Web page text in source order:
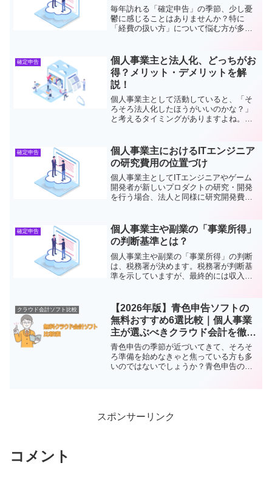
毎年訪れる「確定申告」の季節、少し憂
鬱に感じることはありませんか？特に
「経費の扱い方」について悩む方が多い
ズに進め、税務トラブルを避けるための
コツをお伝えします。確定申...
確定申告
個人事業主と法人化、どっちがお
得？メリット・デメリットを解
説！
個人事業主として活動していると、「そ
ろそろ法人化したほうがいいのかな？」
と考えるタイミングがありますよね。個
きかは事業規模や収入状況によって変わ
ります。この記事では、わ...
確定申告
個人事業主におけるITエンジニア
の研究費用の位置づけ
個人事業主としてITエンジニアやゲーム
開発者が新しいプロダクトの研究・開発
を行う場合、法人と同様に研究開発費が
異なり、個人事業主向けの制度は明確に
定められている部分が限ら...
確定申告
個人事業主や副業の「事業所得」
の判断基準とは？
個人事業主や副業の「事業所得」の判断
は、税務署が決めます。税務署が判断基
準を示していますが、最終的には収入の
「税務署に確定申告を提出してみないと
わからない」という事なん...
クラウド会計ソフト比較
【2026年版】青色申告ソフトの
無料おすすめ6選比較｜個人事業
主が選ぶべきクラウド会計を徹底
解説
青色申告の季節が近づいてきて、そろそ
ろ準備を始めなきゃと焦っている方も多
いのではないでしょうか？青色申告の特
スポンサーリンク
コメント